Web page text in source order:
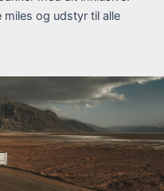
og udstyr til alle